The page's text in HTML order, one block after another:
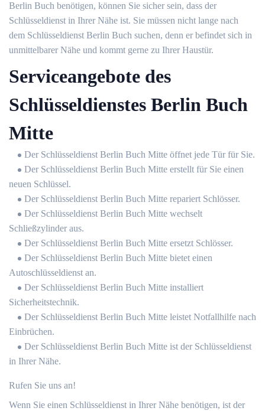
Berlin Buch benötigen, können Sie sicher sein, dass der
Schlüsseldienst in Ihrer Nähe ist. Sie müssen nicht lange nach
dem Schlüsseldienst Berlin Buch suchen, denn er befindet sich in
unmittelbarer Nähe und kommt gerne zu Ihrer Haustür.
Serviceangebote des
Schlüsseldienstes Berlin Buch
Mitte
Der Schlüsseldienst Berlin Buch Mitte öffnet jede Tür für Sie.
Der Schlüsseldienst Berlin Buch Mitte erstellt für Sie einen
neuen Schlüssel.
Der Schlüsseldienst Berlin Buch Mitte repariert Schlösser.
Der Schlüsseldienst Berlin Buch Mitte wechselt
Schließzylinder aus.
Der Schlüsseldienst Berlin Buch Mitte ersetzt Schlösser.
Der Schlüsseldienst Berlin Buch Mitte bietet einen
Autoschlüsseldienst an.
Der Schlüsseldienst Berlin Buch Mitte installiert
Sicherheitstechnik.
Der Schlüsseldienst Berlin Buch Mitte leistet Notfallhilfe nach
Einbrüchen.
Der Schlüsseldienst Berlin Buch Mitte ist der Schlüsseldienst
in Ihrer Nähe.
Rufen Sie uns an!
Wenn Sie einen Schlüsseldienst in Ihrer Nähe benötigen, ist der